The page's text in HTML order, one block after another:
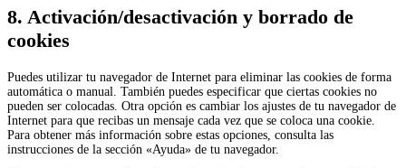
8. Activación/desactivación y borrado de
cookies
Puedes utilizar tu navegador de Internet para eliminar las cookies de forma
automática o manual. También puedes especificar que ciertas cookies no
pueden ser colocadas. Otra opción es cambiar los ajustes de tu navegador de
Internet para que recibas un mensaje cada vez que se coloca una cookie.
Para obtener más información sobre estas opciones, consulta las
instrucciones de la sección «Ayuda» de tu navegador.